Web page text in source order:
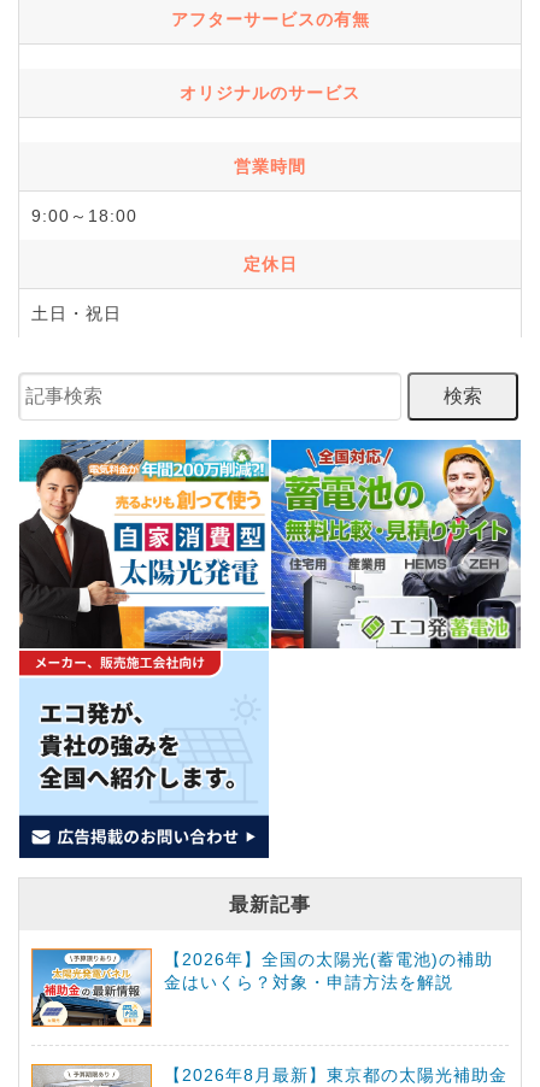
アフターサービスの有無
オリジナルのサービス
営業時間
9:00～18:00
定休日
土日・祝日
最新記事
【2026年】全国の太陽光(蓄電池)の補助
金はいくら？対象・申請方法を解説
【2026年8月最新】東京都の太陽光補助金